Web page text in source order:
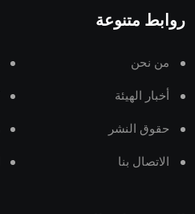
روابط متنوعة
من نحن
أخبار الهيئة
حقوق النشر
الاتصال بنا